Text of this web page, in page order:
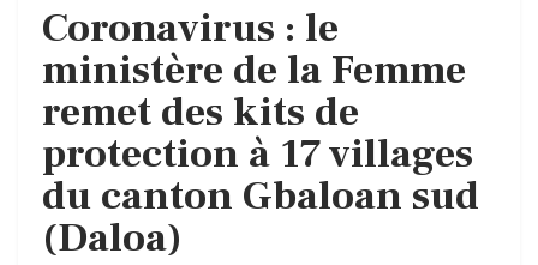
Coronavirus : le
ministère de la Femme
remet des kits de
protection à 17 villages
du canton Gbaloan sud
(Daloa)